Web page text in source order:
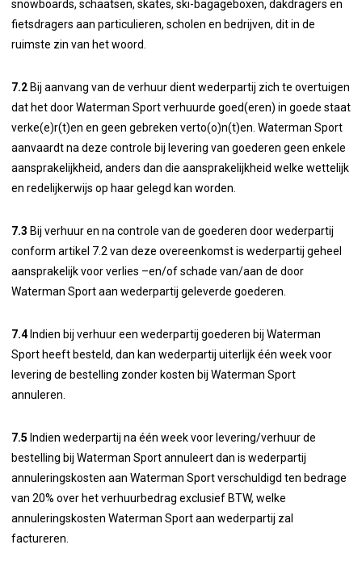
snowboards, schaatsen, skates, ski-bagageboxen, dakdragers en
fietsdragers aan particulieren, scholen en bedrijven, dit in de
ruimste zin van het woord.
7.2 Bij aanvang van de verhuur dient wederpartij zich te overtuigen
dat het door Waterman Sport verhuurde goed(eren) in goede staat
verke(e)r(t)en en geen gebreken verto(o)n(t)en. Waterman Sport
aanvaardt na deze controle bij levering van goederen geen enkele
aansprakelijkheid, anders dan die aansprakelijkheid welke wettelijk
en redelijkerwijs op haar gelegd kan worden.
7.3 Bij verhuur en na controle van de goederen door wederpartij
conform artikel 7.2 van deze overeenkomst is wederpartij geheel
aansprakelijk voor verlies –en/of schade van/aan de door
Waterman Sport aan wederpartij geleverde goederen.
7.4 Indien bij verhuur een wederpartij goederen bij Waterman
Sport heeft besteld, dan kan wederpartij uiterlijk één week voor
levering de bestelling zonder kosten bij Waterman Sport
annuleren.
7.5 Indien wederpartij na één week voor levering/verhuur de
bestelling bij Waterman Sport annuleert dan is wederpartij
annuleringskosten aan Waterman Sport verschuldigd ten bedrage
van 20% over het verhuurbedrag exclusief BTW, welke
annuleringskosten Waterman Sport aan wederpartij zal
factureren.